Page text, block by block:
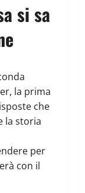
si sa
la prima
che
la storia
per
con il